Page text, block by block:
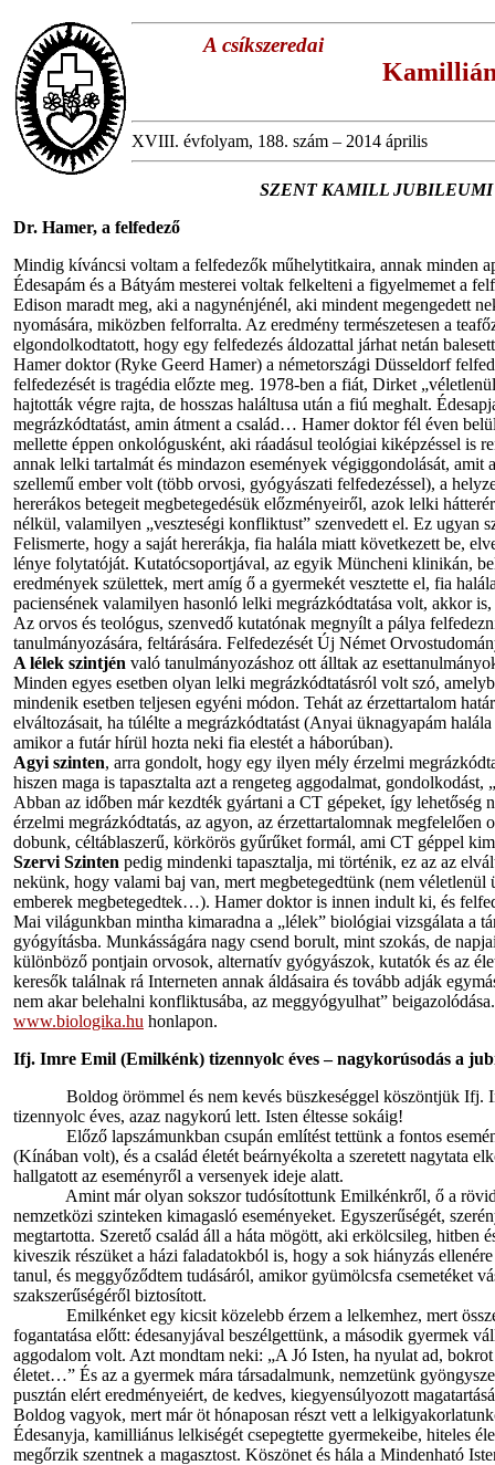
A csíkszeredai
XVIII. évfolyam, 188. szám – 2014 április
SZENT KAMILL JUBILEUMI
Dr. Hamer, a felfedező
Mindig kíváncsi voltam a felfedezők műhelytitkaira, annak minden
Édesapám és a Bátyám mesterei voltak felkelteni a figyelmemet a
Edison maradt meg, aki a nagynénjénél, aki mindent megengedett
nyomására, miközben felforralta. Az eredmény természetesen a
elgondolkodtatott, hogy egy felfedezés áldozattal járhat netán
Hamer doktor (Ryke Geerd Hamer) a németországi Düsseldorf
felfedezését is tragédia előzte meg. 1978-ben a fiát, Dirket
hajtották végre rajta, de hosszas haláltusa után a fiú meghalt.
megrázkódtatást, amin átment a család… Hamer doktor fél éven
mellette éppen onkológusként, aki ráadásul teológiai kiképzéssel is
annak lelki tartalmát és mindazon események végiggondolását,
szellemű ember volt (több orvosi, gyógyászati felfedezéssel), a
hererákos betegeit megbetegedésük előzményeiről, azok lelki
nélkül, valamilyen „veszteségi konfliktust” szenvedett el. Ez ugyan
Felismerte, hogy a saját hererákja, fia halála miatt következett be,
lénye folytatóját. Kutatócsoportjával, az egyik Müncheni klinikán,
eredmények születtek, mert amíg ő a gyermekét vesztette el, fia
paciensének valamilyen hasonló lelki megrázkódtatása volt, akkor
Az orvos és teológus, szenvedő kutatónak megnyílt a pálya
tanulmányozására, feltárására. Felfedezését Új Német
A lélek szintjén való tanulmányozáshoz ott álltak az
Minden egyes esetben olyan lelki megrázkódtatásról volt szó,
mindenik esetben teljesen egyéni módon. Tehát az érzettartalom
elváltozásait, ha túlélte a megrázkódtatást (Anyai üknagyapám
amikor a futár hírül hozta neki fia elestét a háborúban).
Agyi szinten, arra gondolt, hogy egy ilyen mély érzelmi
hiszen maga is tapasztalta azt a rengeteg aggodalmat,
Abban az időben már kezdték gyártani a CT gépeket, így lehetőség
érzelmi megrázkódtatás, az agyon, az érzettartalomnak
dobunk, céltáblaszerű, körkörös gyűrűket formál, ami CT géppel
Szervi Szinten pedig mindenki tapasztalja, mi történik, ez az az
nekünk, hogy valami baj van, mert megbetegedtünk (nem
emberek megbetegedtek…). Hamer doktor is innen indult ki, és
Mai világunkban mintha kimaradna a „lélek” biológiai vizsgálata a
gyógyításba. Munkásságára nagy csend borult, mint szokás, de
különböző pontjain orvosok, alternatív gyógyászok, kutatók és az
keresők találnak rá Interneten annak áldásaira és tovább adják
nem akar belehalni konfliktusába, az meggyógyulhat”
www.biologika.hu honlapon.
Ifj. Imre Emil (Emilkénk) tizennyolc éves – nagykorúsodás a
Boldog örömmel és nem kevés büszkeséggel köszöntjük Ifj.
tizennyolc éves, azaz nagykorú lett. Isten éltesse sokáig!
Előző lapszámunkban csupán említést tettünk a fontos
(Kínában volt), és a család életét beárnyékolta a szeretett nagytata
hallgatott az eseményről a versenyek ideje alatt.
Amint már olyan sokszor tudósítottunk Emilkénkről, ő a rövid
nemzetközi szinteken kimagasló eseményeket. Egyszerűségét,
megtartotta. Szerető család áll a háta mögött, aki erkölcsileg, hitben
kiveszik részüket a házi faladatokból is, hogy a sok hiányzás
tanul, és meggyőződtem tudásáról, amikor gyümölcsfa csemetéket
szakszerűségéről biztosított.
Emilkénket egy kicsit közelebb érzem a lelkemhez, mert
fogantatása előtt: édesanyjával beszélgettünk, a második gyermek
aggodalom volt. Azt mondtam neki: „A Jó Isten, ha nyulat ad,
életet…” És az a gyermek mára társadalmunk, nemzetünk
pusztán elért eredményeiért, de kedves, kiegyensúlyozott
Boldog vagyok, mert már öt hónaposan részt vett a
Édesanyja, kamilliánus lelkiségét csepegtette gyermekeibe, hiteles
megőrzik szentnek a magasztost. Köszönet és hála a Mindenható